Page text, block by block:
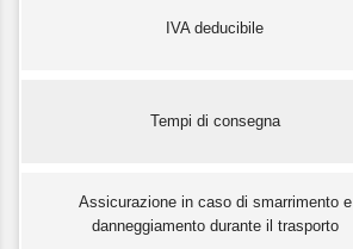
IVA deducibile
Tempi di consegna
Assicurazione in caso di smarrimento e
danneggiamento durante il trasporto